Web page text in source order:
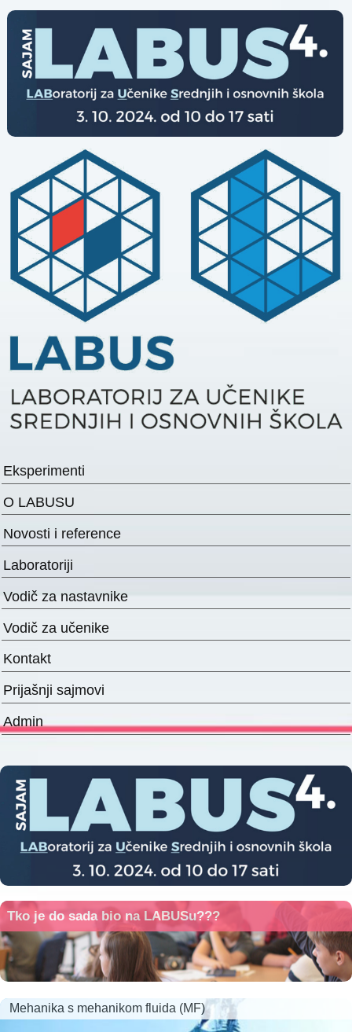
Eksperimenti
O LABUSU
Novosti i reference
Laboratoriji
Vodič za nastavnike
Vodič za učenike
Kontakt
Prijašnji sajmovi
Admin
Tko je do sada bio na LABUSu???
Mehanika s mehanikom fluida (MF)